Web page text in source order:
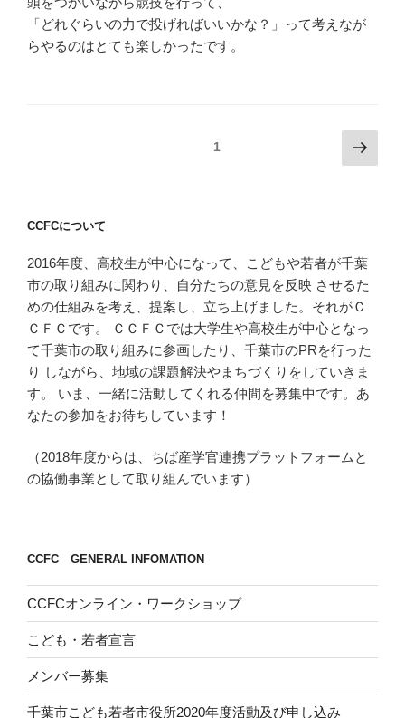
「どれぐらいの力で投げればいいかな？」って考えなが
らやるのはとても楽しかったです。
ビ
ー
シ
ョ
ン
1
次
の
CCFCについて
2016年度、高校生が中心になって、こどもや若者が千葉
市の取り組みに関わり、自分たちの意見を反映 させるた
めの仕組みを考え、提案し、立ち上げました。それがＣ
ＣＦＣです。 ＣＣＦＣでは大学生や高校生が中心となっ
て千葉市の取り組みに参画したり、千葉市のPRを行った
り しながら、地域の課題解決やまちづくりをしていきま
す。 いま、一緒に活動してくれる仲間を募集中です。あ
なたの参加をお待ちしています！
（2018年度からは、ちば産学官連携プラットフォームと
の協働事業として取り組んでいます）
CCFC GENERAL INFOMATION
CCFCオンライン・ワークショップ
こども・若者宣言
メンバー募集
千葉市こども若者市役所2020年度活動及び申し込み